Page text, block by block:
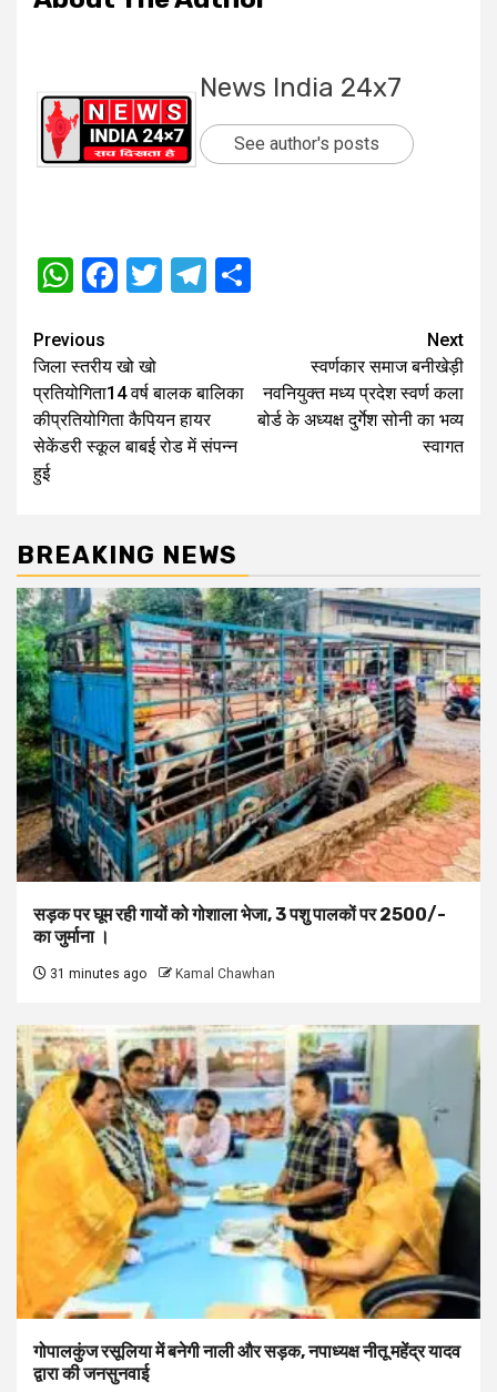
News India 24x7
See author's posts
WhatsApp
Facebook
TwitterTelegram
Post
navigation
Previous
जिला स्तरीय खो खो
प्रतियोगिता14 वर्ष बालक बालिका
कीप्रतियोगिता कैपियन हायर
सेकेंडरी स्कूल बाबई रोड में संपन्न
हुई
Next
स्वर्णकार समाज बनीखेड़ी
नवनियुक्त मध्य प्रदेश स्वर्ण कला
बोर्ड के अध्यक्ष दुर्गेश सोनी का भव्य
स्वागत
BREAKING NEWS
सड़क पर घूम रही गायों को गोशाला भेजा, 3 पशु पालकों पर 2500/-
का जुर्माना ।
31 minutes ago Kamal Chawhan
गोपालकुंज रसूलिया में बनेगी नाली और सड़क, नपाध्यक्ष नीतू महेंद्र यादव
द्वारा की जनसुनवाई